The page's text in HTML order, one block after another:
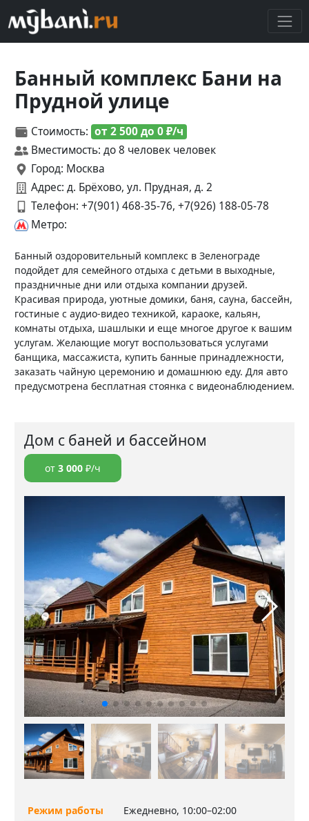
Банный комплекс Бани на
Прудной улице
Стоимость: от 2 500 до 0 ₽/ч
Вместимость: до 8 человек человек
Город: Москва
Адрес: д. Брёхово, ул. Прудная, д. 2
Телефон: +7(901) 468-35-76, +7(926) 188-05-78
Метро:
Банный оздоровительный комплекс в Зеленограде
подойдет для семейного отдыха с детьми в выходные,
праздничные дни или отдыха компании друзей.
Красивая природа, уютные домики, баня, сауна, бассейн,
гостиные с аудио-видео техникой, караоке, кальян,
комнаты отдыха, шашлыки и еще многое другое к вашим
услугам. Желающие могут воспользоваться услугами
банщика, массажиста, купить банные принадлежности,
заказать чайную церемонию и домашнюю еду. Для авто
предусмотрена бесплатная стоянка с видеонаблюдением.
Дом с баней и бассейном
от 3 000 ₽/ч
Режим работы
Ежедневно, 10:00–02:00